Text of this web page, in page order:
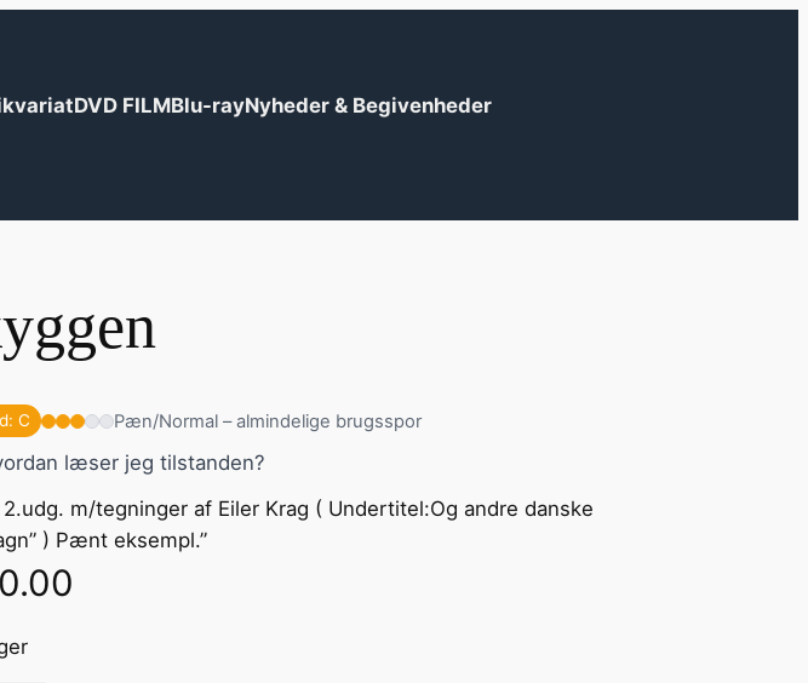
DVD FILMBlu-rayNyheder & Begivenheder
C Pæn/Normal – almindelige brugsspor
læser jeg tilstanden?
m/tegninger af Eiler Krag ( Undertitel:Og andre danske
) Pænt eksempl.”